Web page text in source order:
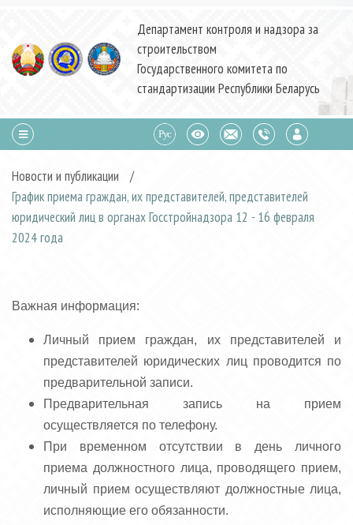
Департамент контроля и надзора за
строительством
Государственного комитета по
стандартизации Республики Беларусь
Новости и публикации
/
График приема граждан, их представителей, представителей
юридический лиц в органах Госстройнадзора 12 - 16 февраля
2024 года
Важная информация:
Личный прием граждан, их представителей и
представителей юридических лиц проводится по
предварительной записи.
Предварительная запись на прием
осуществляется по телефону.
При временном отсутствии в день личного
приема должностного лица, проводящего прием,
личный прием осуществляют должностные лица,
исполняющие его обязанности.